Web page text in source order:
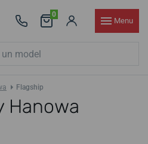
0
Menu
Flagship
Hanowa